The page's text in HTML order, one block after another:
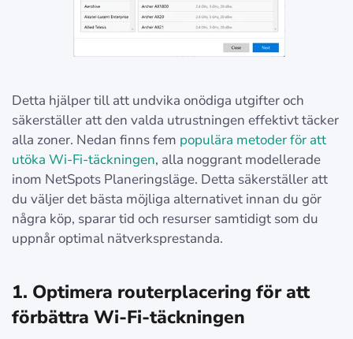
Detta hjälper till att undvika onödiga utgifter och
säkerställer att den valda utrustningen effektivt täcker
alla zoner. Nedan finns fem populära metoder för att
utöka Wi-Fi-täckningen, alla noggrant modellerade
inom NetSpots Planeringsläge. Detta säkerställer att
du väljer det bästa möjliga alternativet innan du gör
några köp, sparar tid och resurser samtidigt som du
uppnår optimal nätverksprestanda.
1. Optimera routerplacering för att
förbättra Wi-Fi-täckningen